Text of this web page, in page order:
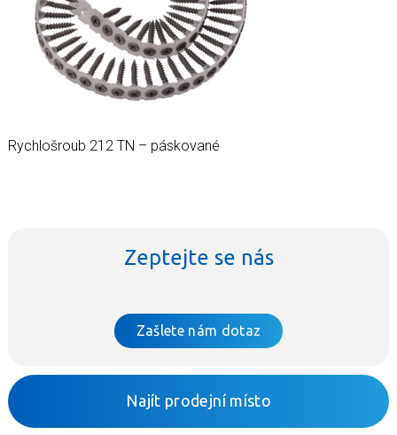
Rychlošroub 212 TN – páskované
Zeptejte se nás
Zašlete nám dotaz
Najít prodejní místo